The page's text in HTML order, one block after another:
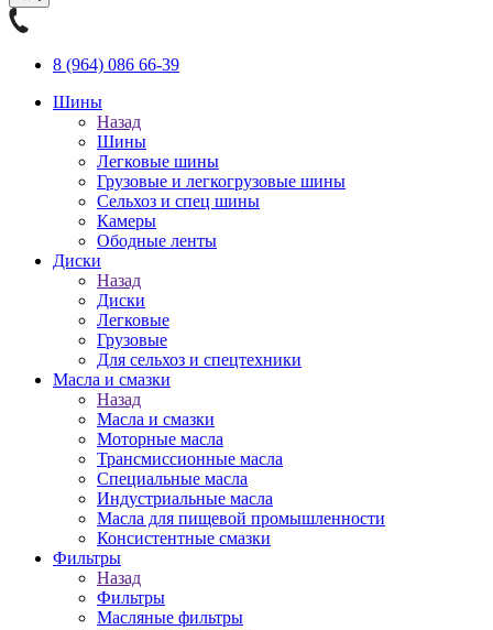
8 (964) 086 66-39
Шины
Назад
Шины
Легковые шины
Грузовые и легкогрузовые шины
Сельхоз и спец шины
Камеры
Ободные ленты
Диски
Назад
Диски
Легковые
Грузовые
Для сельхоз и спецтехники
Масла и смазки
Назад
Масла и смазки
Моторные масла
Трансмиссионные масла
Специальные масла
Индустриальные масла
Масла для пищевой промышленности
Консистентные смазки
Фильтры
Назад
Фильтры
Масляные фильтры